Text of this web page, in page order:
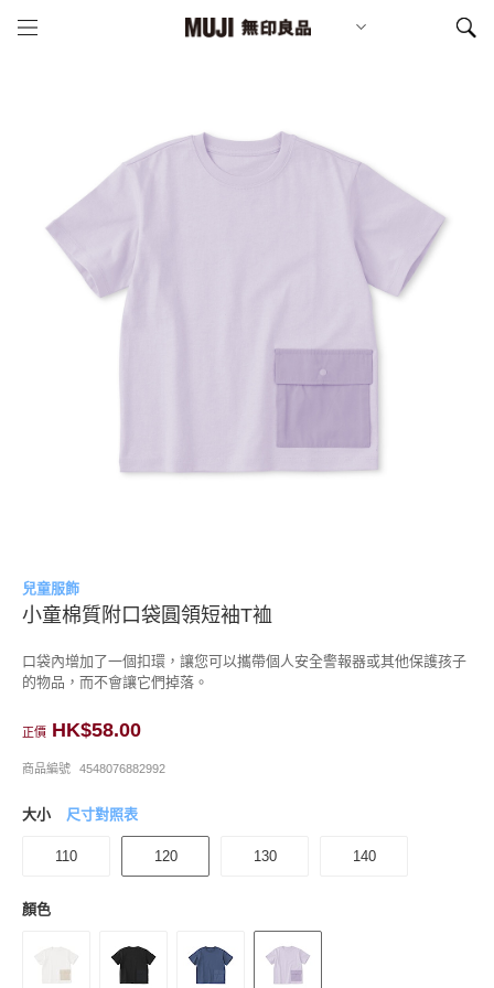
兒童服飾
小童棉質附口袋圓領短袖T裇
口袋內增加了一個扣環，讓您可以攜帶個人安全警報器或其他保護孩子
的物品，而不會讓它們掉落。
正價 HK$58.00
商品編號 4548076882992
大小 尺寸對照表
110 120 130 140
顏色